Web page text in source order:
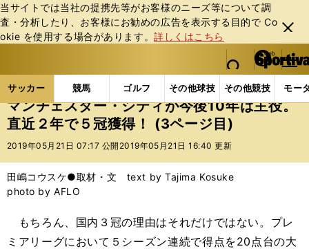
当サイトでは当社の提携先等がお客様のニーズ等について調
査・分析したり、お客様にお勧めの広告を表⽰する⽬的で Co
okie を使⽤する場合があります。詳しくはこちら
閉じ
る
web Sportiva (webスポルティーバ)
検索
マイペ
ー
ジ
メニュ
サッカー 競馬 ゴルフ その他球技 その他競技 モー
ス
ポ
ル
バ
サッカーの記事一覧 海外サッカー 海外サッカー
マンチェスター・シティが今後10年は主役。
直近２年で５冠獲得！ (3ページ目)
2019年05月21日 07:17 公開 2019年05月21日 16:40 更新
田嶋コウスケ●取材・文 text by Tajima Kosuke
photo by AFLO
もちろん、国内３冠の理由はそれだけではない。プレ
ミアリーグにおいて５シーズン連続で得点を20点台の大